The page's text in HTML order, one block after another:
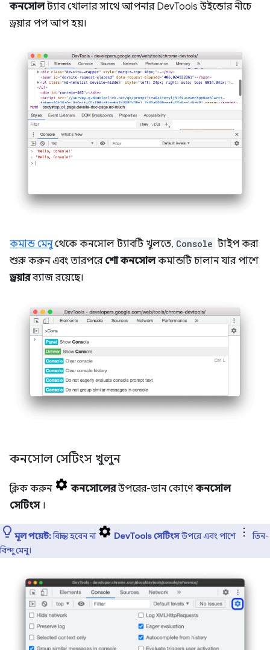
কনসোলট্যাব খোলার সাথে আপনার DevTools উইন্ডোর নীচে
ড্রয়ার পপ আপ হয়।
কমান্ড মেনুথেকে কনসোল ট্যাবটি খুলতে, Console টাইপ করা
শুরু করুন এবং তারপরে শো কনসোলকমান্ডটি চালান যার পাশে
ড্রয়ারব্যাজ রয়েছে।
কনসোল সেটিংস খুলুন
ক্লিক করুন কনসোলেরউপরের-ডান কোণেকনসোল
সেটিংস।
মূল পয়েন্ট:বিভ্রান্ত হবেন না DevTools সেটিংসউপরে এবং পাশে
তিন-
বিন্দু মেনু।